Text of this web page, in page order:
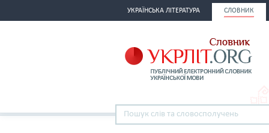
УКРАЇНСЬКА ЛІТЕРАТУРА СЛОВНИК